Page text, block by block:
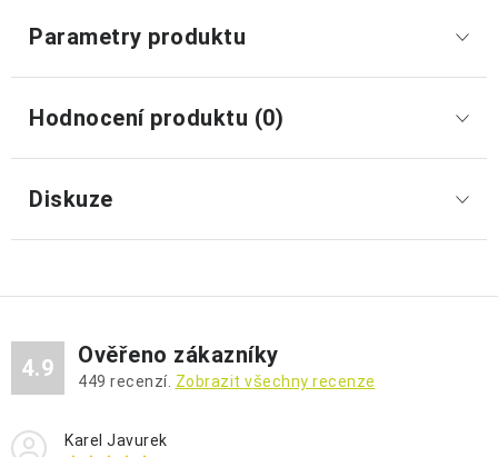
Parametry produktu
Hodnocení produktu (0)
Diskuze
4.9 Ověřeno zákazníky
449 recenzí. Zobrazit všechny recenze
Karel Javurek